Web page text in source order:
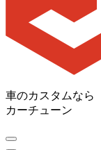
車のカスタムなら
カーチューン